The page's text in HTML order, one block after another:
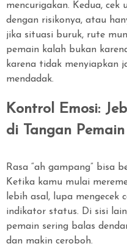
mencurigakan. Kedua, cek
dengan risikonya, atau
jika situasi buruk, rute
pemain kalah bukan
karena tidak menyiapkan
mendadak.
Kontrol Emosi:
di Tangan Pemain
Rasa “ah gampang” bisa
Ketika kamu mulai
lebih asal, lupa mengecek
indikator status. Di sisi
pemain sering balas
dan makin ceroboh.